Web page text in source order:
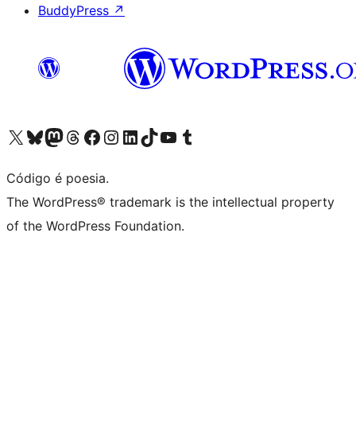
BuddyPress ↗
Acessar nossa conta do X (antigo Twitter)
Acessar nossa conta do Bluesky
Acessar nossa conta do Mastodon
Acessar nossa conta do Threads
Acessar nossa página do Facebook
Acessar nossa conta do Instagram
Acessar nossa conta do LinkedIn
Acessar nossa conta do TikTok
Acessar nosso canal do YouTube
Acessar nossa conta no Tumblr
Código é poesia.
The WordPress® trademark is the intellectual property
of the WordPress Foundation.